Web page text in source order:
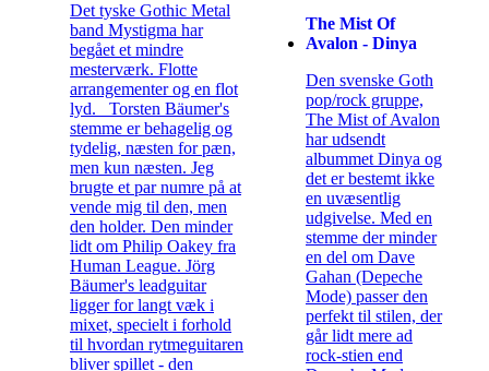
Det tyske Gothic Metal
band Mystigma har
begået et mindre
mesterværk. Flotte
arrangementer og en flot
lyd. Torsten Bäumer's
stemme er behagelig og
tydelig, næsten for pæn,
men kun næsten. Jeg
brugte et par numre på at
vende mig til den, men
den holder. Den minder
lidt om Philip Oakey fra
Human League. Jörg
Bäumer's leadguitar
ligger for langt væk i
mixet, specielt i forhold
til hvordan rytmeguitaren
bliver spillet - den
The Mist Of
Avalon - Dinya
Den svenske Goth
pop/rock gruppe,
The Mist of Avalon
har udsendt
albummet Dinya og
det er bestemt ikke
en uvæsentlig
udgivelse. Med en
stemme der minder
en del om Dave
Gahan (Depeche
Mode) passer den
perfekt til stilen, der
går lidt mere ad
rock-stien end